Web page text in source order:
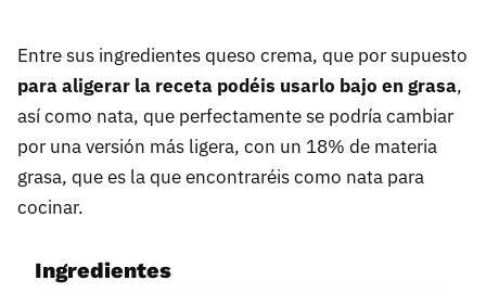
Entre sus ingredientes queso crema, que por supuesto
para aligerar la receta podéis usarlo bajo en grasa,
así como nata, que perfectamente se podría cambiar
por una versión más ligera, con un 18% de materia
grasa, que es la que encontraréis como nata para
cocinar.
Ingredientes